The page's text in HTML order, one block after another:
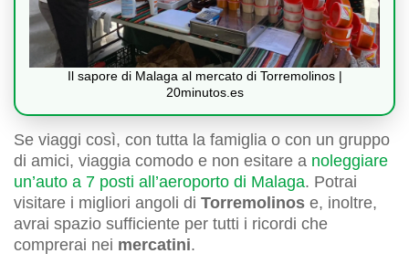
Il sapore di Malaga al mercato di Torremolinos |
20minutos.es
Se viaggi così, con tutta la famiglia o con un gruppo
di amici, viaggia comodo e non esitare a noleggiare
un’auto a 7 posti all’aeroporto di Malaga. Potrai
visitare i migliori angoli di Torremolinos e, inoltre,
avrai spazio sufficiente per tutti i ricordi che
comprerai nei mercatini.